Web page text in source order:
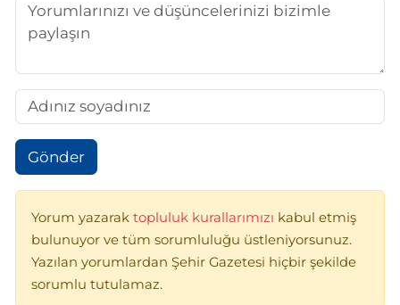
Gönder
Yorum yazarak topluluk kurallarımızı kabul etmiş
bulunuyor ve tüm sorumluluğu üstleniyorsunuz.
Yazılan yorumlardan Şehir Gazetesi hiçbir şekilde
sorumlu tutulamaz.